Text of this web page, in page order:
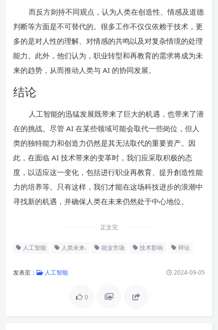
而反方则持不同观点，认为人类在创造性、情感及道德
判断等方面是不可替代的。很多工作不仅仅依赖于技术，更
多的是对人性的理解、对情感的共鸣以及对复杂情境的处理
能力。此外，他们认为，职业转型和再教育的需求将成为未
来的趋势，从而推动人类与 AI 的协同发展。
结论
人工智能的迅猛发展既带来了巨大的机遇，也带来了潜
在的挑战。尽管 AI 在某些领域可能会取代一些岗位，但人
类的独特能力和创造力仍然是其无法取代的重要资产。因
此，在面临 AI 技术带来的变革时，我们应采取积极的态
度，以适应这一变化，包括进行职业再教育、提升創造性能
力的培养等。只有这样，我们才能在这场科技进步的浪潮中
寻找新的机遇，并确保人类在未来仍然处于中心地位。
正文完
人工智能 人类未来. 就业市场 技术影响 辩论
发表至： 人工智能 2024-09-05
0